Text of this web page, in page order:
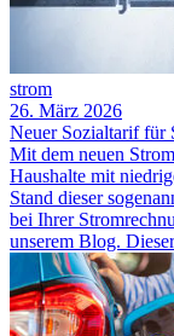
strom
26. März 2026
Neuer Sozialtarif für
Mit dem neuen
Haushalte mit
Stand dieser
bei Ihrer
unserem Blog.